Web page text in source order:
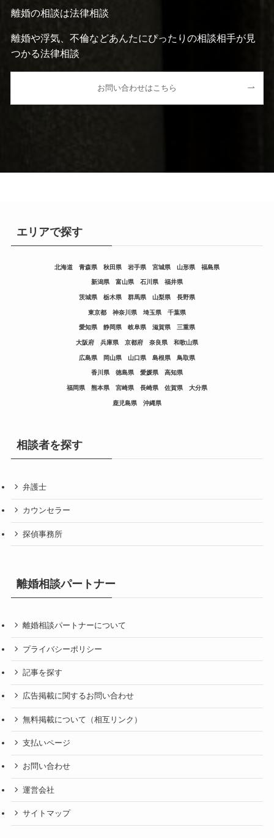
離婚の相談は法律相談
離婚や浮気、不倫などあんたにぴったりの相談相手が見
つかる法律相談
お問い合わせはこちら
エリアで探す
北海道 青森県 秋田県 岩手県 宮城県 山形県 福島県
新潟県 富山県 石川県 福井県
茨城県 栃木県 群馬県 山梨県 長野県
東京都 神奈川県 埼玉県 千葉県
愛知県 静岡県 岐阜県 滋賀県 三重県
大阪府 兵庫県 京都府 奈良県 和歌山県
広島県 岡山県 山口県 島根県 鳥取県
香川県 徳島県 愛媛県 高知県
福岡県 熊本県 宮崎県 長崎県 佐賀県 大分県
鹿児島県 沖縄県
相談者を探す
弁護士
カウンセラー
探偵事務所
離婚相談パートナー
離婚相談パートナーについて
プライバシーポリシー
記事を探す
広告掲載に関するお問い合わせ
無料掲載について（相互リンク）
支払いページ
お問い合わせ
運営会社
サイトマップ